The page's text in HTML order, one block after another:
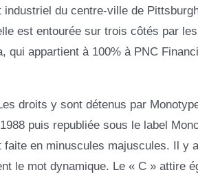
industriel du centre-ville de
est entourée sur trois côtés par
qui appartient à 100% à PNC
droits y sont détenus par
puis republiée sous le label
en minuscules majuscules. Il y
le mot dynamique. Le « C » attire